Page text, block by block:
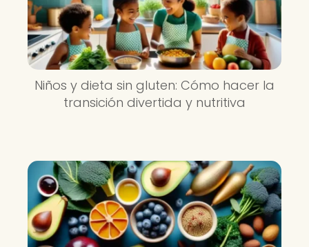
Niños y dieta sin gluten: Cómo hacer la
transición divertida y nutritiva